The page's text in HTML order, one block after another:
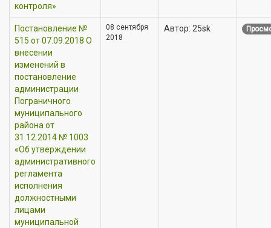
контроля»
Постановление №
515 от 07.09.2018 О
внесении
изменений в
постановление
администрации
Пограничного
муниципального
района от
31.12.2014 № 1003
«Об утверждении
административного
регламента
исполнения
должностными
лицами
муниципальной
08 сентября
2018
Автор: 25sk